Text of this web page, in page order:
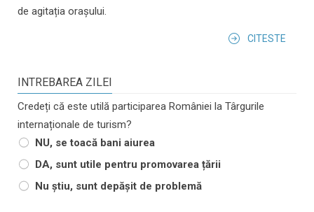
de agitația orașului.
CITESTE
INTREBAREA ZILEI
Credeți că este utilă participarea României la Târgurile
internaționale de turism?
NU, se toacă bani aiurea
DA, sunt utile pentru promovarea țării
Nu știu, sunt depășit de problemă